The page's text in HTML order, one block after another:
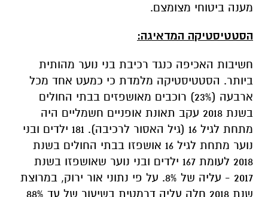
מענה ביטוחי מצומצם.
הסטטיסטיקה המדאיגה:
חשיבות האכיפה כנגד רכיבת בני נוער מהותית
ביותר. הסטטיסטיקה מלמדת כי כמעט אחד מכל
ארבעה (23%) רוכבים מאושפזים בבתי החולים
בשנת 2018 עקב תאונת אופניים חשמליים היה
מתחת לגיל 16 (גיל האסור לרכיבה). 181 ילדים ובני
נוער מתחת לגיל 16 אושפזו בבתי החולים בשנת
2018 לעומת 167 ילדים ובני נוער שאושפזו בשנת
2017 - עליה של 8%. על פי נתוני אור ירוק, במרוצת
שנת 2018 חלה עליה דרמטית בשיעור של עד 88%